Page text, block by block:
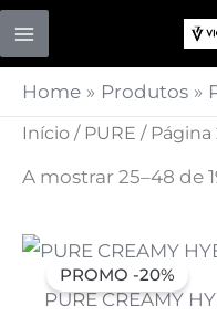
Skip
content
Home Produtos
Início / PURE / Página
A mostrar 25–48 de
PROMO -20%
PURE CREAMY